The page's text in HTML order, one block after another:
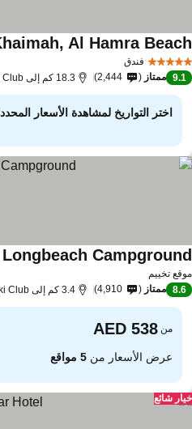
فندق
9.1 ممتاز 2,444 18.3 كم إلى Ras Al-Khaimah Water Ski Club
اختر التواريخ لمشاهدة الأسعار المحددة
تخييم
Longbeach
8.6 ممتاز 4,910 3.4 كم إلى Ras Al-Khaimah Water Ski Club
من
عرض الأسعار من5 مواقع
شائع